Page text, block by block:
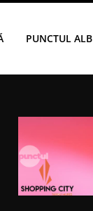
PUNCTUL ALB